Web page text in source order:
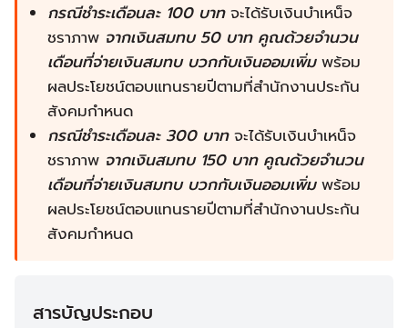
กรณีชำระเดือนละ 100 บาทจะได้รับเงินบำเหน็จ
ชราภาพ จากเงินสมทบ 50 บาท คูณด้วยจำนวน
เดือนที่จ่ายเงินสมทบ บวกกับเงินออมเพิ่ม พร้อม
ผลประโยชน์ตอบแทนรายปีตามที่สำนักงานประกัน
สังคมกำหนด
กรณีชำระเดือนละ 300 บาทจะได้รับเงินบำเหน็จ
ชราภาพ จากเงินสมทบ 150 บาท คูณด้วยจำนวน
เดือนที่จ่ายเงินสมทบ บวกกับเงินออมเพิ่มพร้อม
ผลประโยชน์ตอบแทนรายปีตามที่สำนักงานประกัน
สังคมกำหนด
สารบัญประกอบ